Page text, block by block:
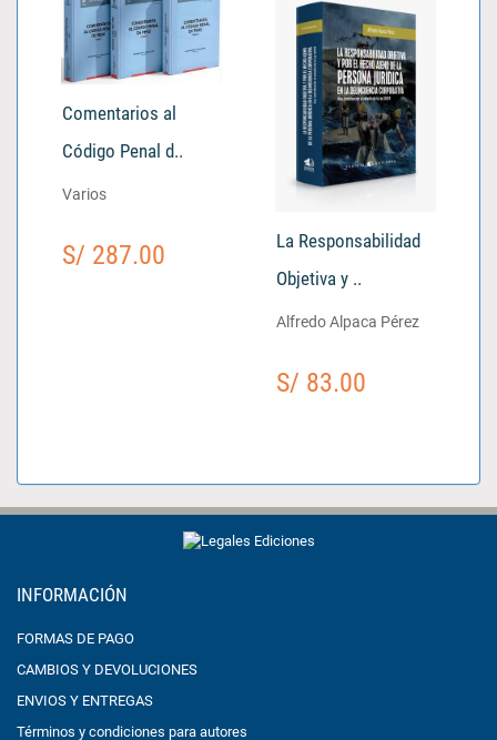
Comentarios al
Código Penal d..
Varios
S/ 287.00
La Responsabilidad
Objetiva y ..
Alfredo Alpaca Pérez
S/ 83.00
INFORMACIÓN
FORMAS DE PAGO
CAMBIOS Y DEVOLUCIONES
ENVIOS Y ENTREGAS
Términos y condiciones para autores